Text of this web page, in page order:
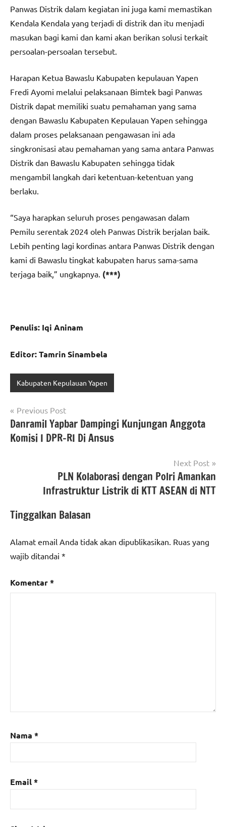
Panwas Distrik dalam kegiatan ini juga kami memastikan
Kendala Kendala yang terjadi di distrik dan itu menjadi
masukan bagi kami dan kami akan berikan solusi terkait
persoalan-persoalan tersebut.
Harapan Ketua Bawaslu Kabupaten kepulauan Yapen
Fredi Ayomi melalui pelaksanaan Bimtek bagi Panwas
Distrik dapat memiliki suatu pemahaman yang sama
dengan Bawaslu Kabupaten Kepulauan Yapen sehingga
dalam proses pelaksanaan pengawasan ini ada
singkronisasi atau pemahaman yang sama antara Panwas
Distrik dan Bawaslu Kabupaten sehingga tidak
mengambil langkah dari ketentuan-ketentuan yang
berlaku.
“Saya harapkan seluruh proses pengawasan dalam
Pemilu serentak 2024 oleh Panwas Distrik berjalan baik.
Lebih penting lagi kordinas antara Panwas Distrik dengan
kami di Bawaslu tingkat kabupaten harus sama-sama
terjaga baik,” ungkapnya. (***)
Penulis: Iqi Aninam
Editor: Tamrin Sinambela
Kabupaten Kepulauan Yapen
Navigasi
pos
Previous Post
Danramil Yapbar Dampingi Kunjungan Anggota
Komisi I DPR-RI Di Ansus
Next Post
PLN Kolaborasi dengan Polri Amankan
Infrastruktur Listrik di KTT ASEAN di NTT
Tinggalkan Balasan
Alamat email Anda tidak akan dipublikasikan. Ruas yang
wajib ditandai *
Komentar*
Nama *
Email*